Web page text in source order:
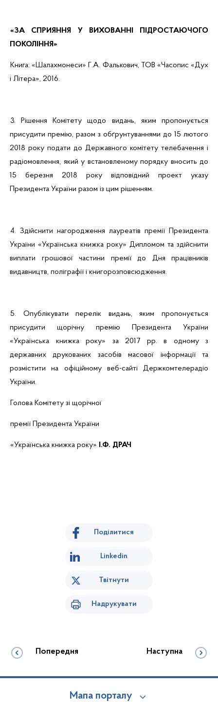
«ЗА СПРИЯННЯ У ВИХОВАННІ ПІДРОСТАЮЧОГО
ПОКОЛІННЯ»
Книга: «Шалахмонеси» Г.А. Фалькович, ТОВ «Часопис «Дух
і Літера», 2016.
3.
Рішення Комітету щодо видань, яким пропонується
присудити премію, разом з обґрунтуваннями до 15 лютого
2018 року подати до Державного комітету телебачення і
радіомовлення, який у встановленому порядку вносить до
15 березня 2018 року відповідний проект указу
Президента України разом із цим рішенням.
4. Здійснити нагородження лауреатів премії Президента
України «Українська книжка року» Дипломом та здійснити
виплати грошової частини премії до Дня працівників
видавництв, поліграфії і книгорозповсюдження.
5. Опублікувати перелік видань, яким пропонується
присудити щорічну
премію Президента України
«Українська книжка року» за 2017 рр. в одному з
державних друкованих засобів масової інформації та
розмістити на офіційному веб-сайті Держкомтелерадіо
України.
Голова Комітету зі щорічної
премії Президента України
«Українська книжка року» І.Ф. ДРАЧ
Поділитися
Linkedin
Твітнути
Надрукувати
Попередня Наступна
Мапа порталу